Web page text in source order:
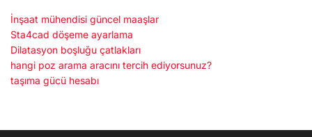
İnşaat mühendisi güncel maaşlar
Sta4cad döşeme ayarlama
Dilatasyon boşluğu çatlakları
hangi poz arama aracını tercih ediyorsunuz?
taşıma gücü hesabı